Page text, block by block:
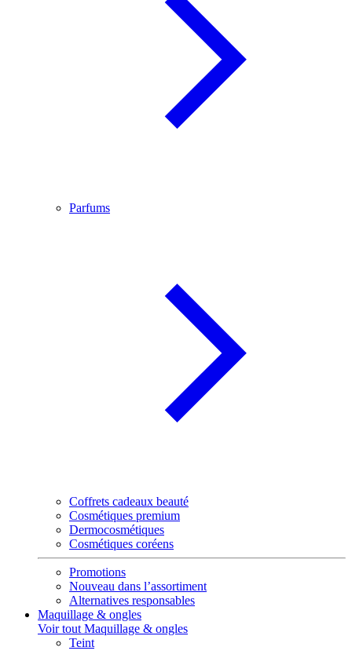
Parfums
Coffrets cadeaux beauté
Cosmétiques premium
Dermocosmétiques
Cosmétiques coréens
Promotions
Nouveau dans l’assortiment
Alternatives responsables
Maquillage & ongles
Voir tout Maquillage & ongles
Teint